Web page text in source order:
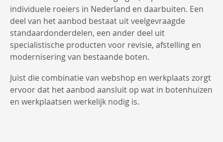
individuele roeiers in Nederland en daarbuiten. Een
deel van het aanbod bestaat uit veelgevraagde
standaardonderdelen, een ander deel uit
specialistische producten voor revisie, afstelling en
modernisering van bestaande boten.
Juist die combinatie van webshop en werkplaats zorgt
ervoor dat het aanbod aansluit op wat in botenhuizen
en werkplaatsen werkelijk nodig is.